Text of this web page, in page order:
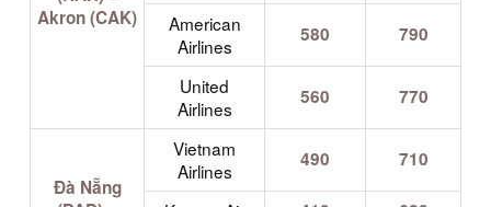
Akron (CAK)
American
Airlines
580 790
United
Airlines
560 770
Đà Nẵng
Vietnam
Airlines
490 710